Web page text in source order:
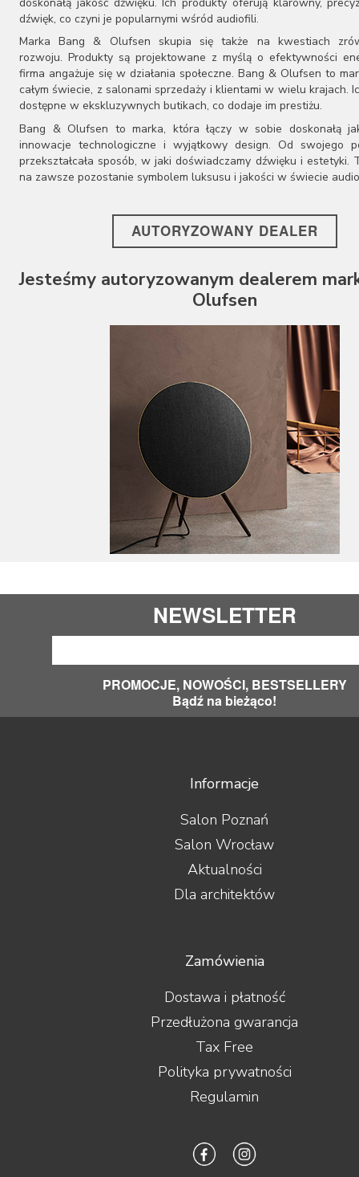
dźwięk, co czyni je popularnymi wśród audiofili.
Marka Bang & Olufsen skupia się także na kwestiach
rozwoju. Produkty są projektowane z myślą o efektywności
firma angażuje się w działania społeczne. Bang & Olufsen to
całym świecie, z salonami sprzedaży i klientami w wielu krajach.
dostępne w ekskluzywnych butikach, co dodaje im prestiżu.
Bang & Olufsen to marka, która łączy w sobie doskonałą
innowacje technologiczne i wyjątkowy design. Od swojego
przekształcała sposób, w jaki doświadczamy dźwięku i estetyki.
na zawsze pozostanie symbolem luksusu i jakości w świecie
AUTORYZOWANY DEALER
Jesteśmy autoryzowanym dealerem
Olufsen
NEWSLETTER
PROMOCJE, NOWOŚCI, BESTSELLERY
Bądź na bieżąco!
Informacje
Salon Poznań
Salon Wrocław
Aktualności
Dla architektów
Zamówienia
Dostawa i płatność
Przedłużona gwarancja
Tax Free
Polityka prywatności
Regulamin